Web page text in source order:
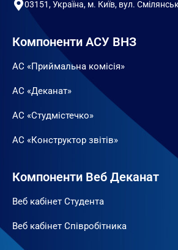
03151, Україна, м. Київ, вул.
Компоненти АСУ ВНЗ
АС «Приймальна комісія»
АС «Деканат»
АС «Студмістечко»
АС «Конструктор звітів»
Компоненти Веб Деканат
Веб кабінет Студента
Веб кабінет Співробітника